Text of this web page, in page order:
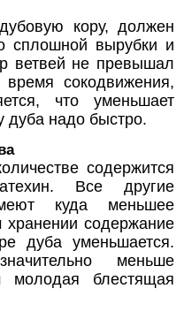
кору, должен
сплошной вырубки и
ветвей не превышал
сокодвижения,
что уменьшает
дуба надо быстро.
содержится
Все другие
куда меньшее
содержание
дуба уменьшается.
меньше
молодая блестящая